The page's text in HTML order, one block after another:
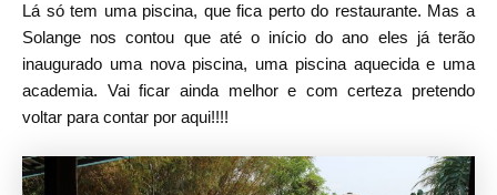
Lá só tem uma piscina, que fica perto do restaurante. Mas a
Solange nos contou que até o início do ano eles já terão
inaugurado uma nova piscina, uma piscina aquecida e uma
academia. Vai ficar ainda melhor e com certeza pretendo
voltar para contar por aqui!!!!